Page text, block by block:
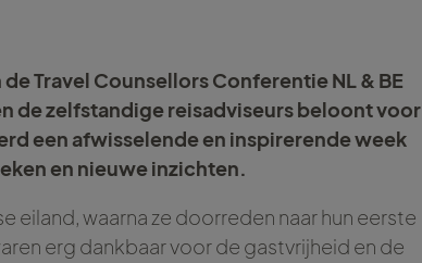
Travel Counsellors Conferentie NL & BE
de zelfstandige reisadviseurs beloont voor
een afwisselende en inspirerende week
en nieuwe inzichten.
eiland, waarna ze doorreden naar hun eerste
erg dankbaar voor de gastvrijheid en de